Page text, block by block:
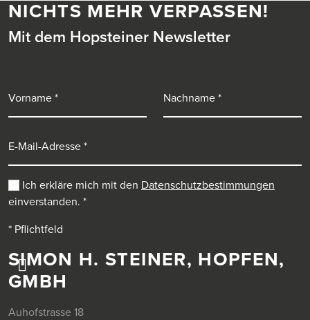
SIMON H. STEINER, HOPFEN,
GMBH
Auhofstrasse 18
NICHTS MEHR VERPASSEN!
Mit dem Hopsteiner Newsletter
Ich erkläre mich mit den Datenschutzbestimmungen
einverstanden. *
* Pflichtfeld